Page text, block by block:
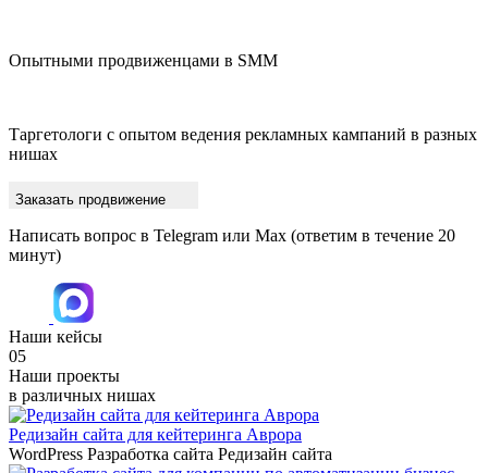
Опытными продвиженцами в SMM
Таргетологи с опытом ведения рекламных кампаний в разных
нишах
Заказать продвижение
Написать вопрос в Telegram или Max (ответим в течение 20
минут)
Наши кейсы
05
Наши проекты
в различных нишах
Редизайн сайта для кейтеринга Аврора
WordPress Разработка сайта Редизайн сайта